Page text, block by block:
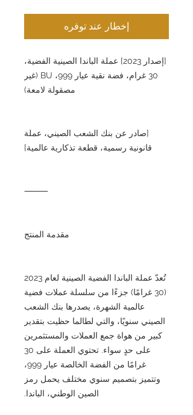
إخطار عند توفره
[إصدار 2023] عملة الباندا الصينية الفضية،
30 غرام، فضة نقية عيار 999، BU (غير
مصقولة لامعة)
[صادر عن بنك الشعب الصيني، عملة
قانونية رسمية، قطعة تذكارية عالمية]
⸻
مقدمة المنتج
تُعدّ عملة الباندا الفضية الصينية لعام 2023
(30 غرامًا) جزءًا من سلسلة عملات فضية
عالمية الشهرة، يصدرها بنك الشعب
الصيني سنويًا، والتي لطالما حظيت بتقدير
كبير من هواة جمع العملات والمستثمرين
على حدٍ سواء. تحتوي العملة على 30
غرامًا من الفضة الخالصة عيار 999،
وتتميز بتصميم سنوي مختلف يحمل رمز
الصين الوطني، الباندا.